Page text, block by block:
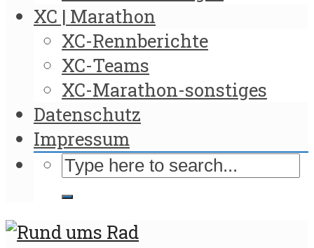
XC | Marathon
XC-Rennberichte
XC-Teams
XC-Marathon-sonstiges
Datenschutz
Impressum